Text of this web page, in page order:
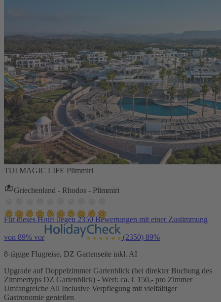
TUI MAGIC LIFE Plimmiri
Griechenland - Rhodos - Plimmiri
Für dieses Hotel liegen 2350 Bewertungen mit einer Zustimmung
von 89% vor (2350) 89%
8-tägige Flugreise, DZ Gartenseite inkl. AI
Upgrade auf Doppelzimmer Gartenblick (bei direkter Buchung des
Zimmertyps DZ Gartenblick) - Wert: ca. € 150,- pro Zimmer
Umfangreiche All Inclusive Verpflegung mit vielfältiger
Gastronomie genießen